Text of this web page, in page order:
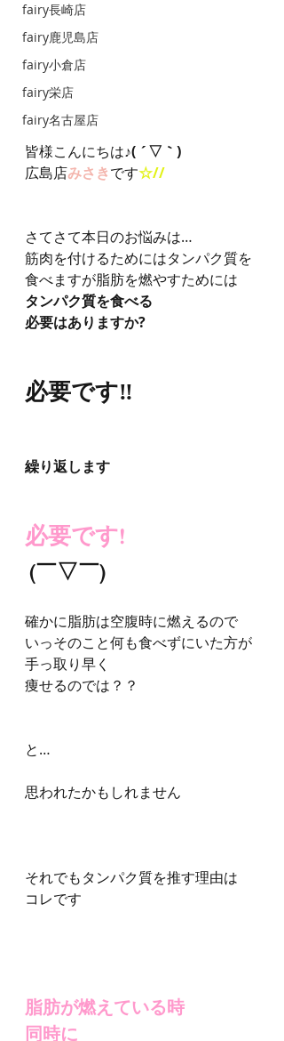
fairy長崎店
fairy鹿児島店
fairy小倉店
fairy栄店
fairy名古屋店
皆様こんにちは♪( ´▽｀)
広島店みさきです☆//
さてさて本日のお悩みは…
筋肉を付けるためにはタンパク質を
食べますが脂肪を燃やすためには
タンパク質を食べる
必要はありますか?
必要です‼︎
繰り返します
必要です!
(￣▽￣)
確かに脂肪は空腹時に燃えるので
いっそのこと何も食べずにいた方が
手っ取り早く
痩せるのでは？？
と…
思われたかもしれません
それでもタンパク質を推す理由は
コレです
脂肪が燃えている時
同時に